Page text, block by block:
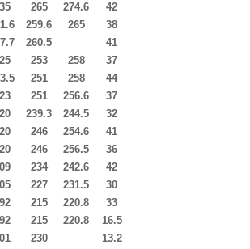
265 274.6
42
259.6 265
38
260.5
41
253 258
37
251 258
44
251 256.6
37
239.3 244.5
32
246 254.6
41
246 256.5
36
234 242.6
42
227 231.5
30
215 220.8 33
215 220.8
16.5
230
13.2